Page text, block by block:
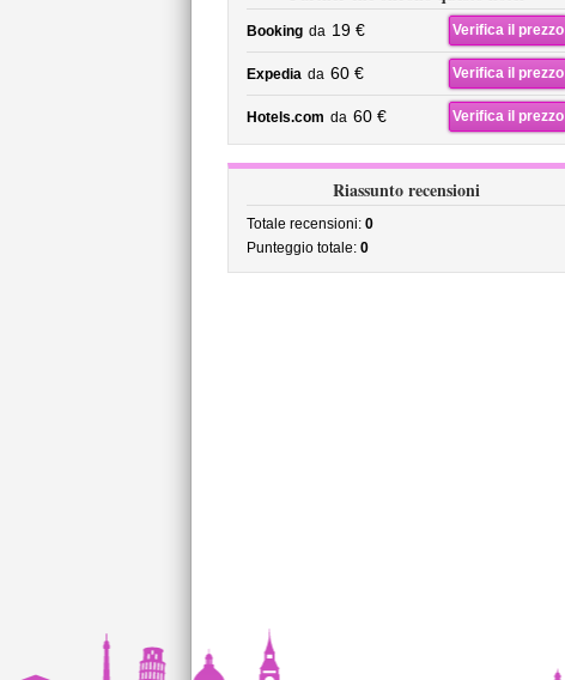
Booking da 19 € Verifica il prezzo
Expedia da 60 € Verifica il prezzo
Hotels.com da 60 € Verifica il prezzo
Riassunto recensioni
Totale recensioni: 0
Punteggio totale: 0